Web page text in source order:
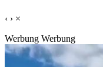
‹ › ×
Werbung Werbung